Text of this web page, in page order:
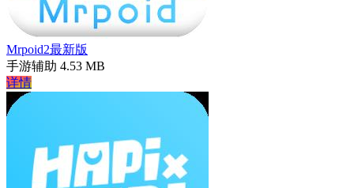
Mrpoid2最新版
手游辅助 4.53 MB
详情